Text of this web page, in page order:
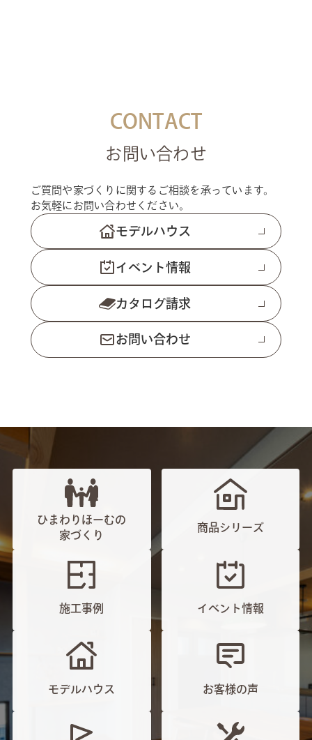
CONTACT
お問い合わせ
ご質問や家づくりに関するご相談を承っています。
お気軽にお問い合わせください。
モデルハウス
イベント情報
カタログ請求
お問い合わせ
ひまわりほーむの
家づくり
商品シリーズ
施工事例 イベント情報
モデルハウス お客様の声